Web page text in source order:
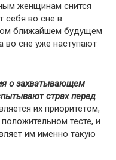
женщинам снится
себя во сне в
ближайшем будущем
во сне уже наступают
о захватывающем
страх перед
их приоритетом,
тесте, и
им именно такую